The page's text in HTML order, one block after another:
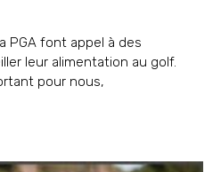
PGA font appel à des
leur alimentation au golf.
pour nous,